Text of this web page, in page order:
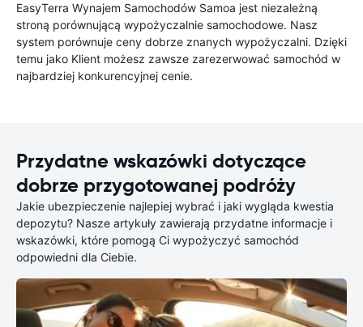
EasyTerra Wynajem Samochodów Samoa jest niezależną
stroną porównującą wypożyczalnie samochodowe. Nasz
system porównuje ceny dobrze znanych wypożyczalni. Dzięki
temu jako Klient możesz zawsze zarezerwować samochód w
najbardziej konkurencyjnej cenie.
Przydatne wskazówki dotyczące
dobrze przygotowanej podróży
Jakie ubezpieczenie najlepiej wybrać i jaki wygląda kwestia
depozytu? Nasze artykuły zawierają przydatne informacje i
wskazówki, które pomogą Ci wypożyczyć samochód
odpowiedni dla Ciebie.